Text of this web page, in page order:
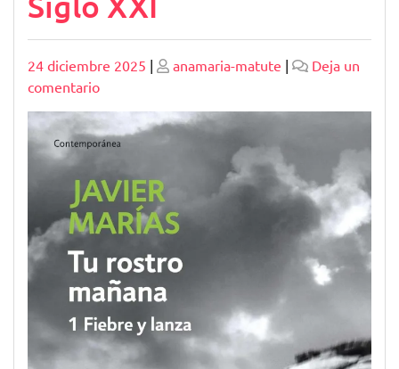
Publicado
24 diciembre 2025 | Publicado
anamaria-matute |
Deja un
comentarioen
las
Joyas
Las
Mejores
Novelas
Españolas
del
Siglo
XXI